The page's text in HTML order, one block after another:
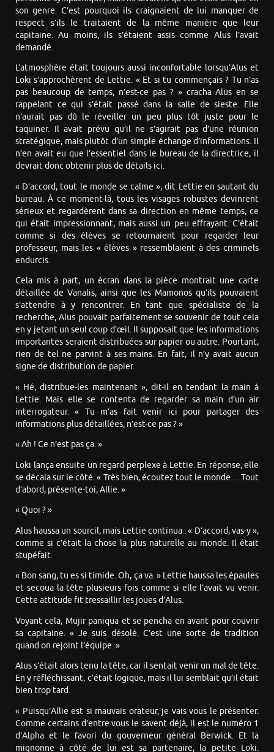
son genre. C’est pourquoi ils craignaient de lui manquer de
respect s’ils le traitaient de la même manière que leur
capitaine. Au moins, ils s’étaient assis comme Alus l’avait
demandé.
L’atmosphère était toujours aussi inconfortable lorsqu’Alus et
Loki s’approchèrent de Lettie. « Et si tu commençais ? Tu n’as
pas beaucoup de temps, n’est-ce pas ? » cracha Alus en se
rappelant ce qui s’était passé dans la salle de sieste. Elle
n’aurait pas dû le réveiller un peu plus tôt juste pour le
taquiner. Il avait prévu qu’il ne s’agirait pas d’une réunion
stratégique, mais plutôt d’un simple échange d’informations. Il
n’en avait eu que l’essentiel dans le bureau de la directrice, il
devrait donc obtenir plus de détails ici.
« D’accord, tout le monde se calme », dit Lettie en sautant du
bureau. À ce moment-là, tous les visages robustes devinrent
sérieux et regardèrent dans sa direction en même temps, ce
qui était impressionnant, mais aussi un peu effrayant. C’était
comme si des élèves se retournaient pour regarder leur
professeur, mais les « élèves » ressemblaient à des criminels
endurcis.
Cela mis à part, un écran dans la pièce montrait une carte
détaillée de Vanalis, ainsi que les Mamonos qu’ils pouvaient
s’attendre à y rencontrer. En tant que spécialiste de la
recherche, Alus pouvait parfaitement se souvenir de tout cela
en y jetant un seul coup d’œil. Il supposait que les informations
importantes seraient distribuées sur papier ou autre. Pourtant,
rien de tel ne parvint à ses mains. En fait, il n’y avait aucun
signe de distribution de papier.
« Hé, distribue-les maintenant », dit-il en tendant la main à
Lettie. Mais elle se contenta de regarder sa main d’un air
interrogateur. « Tu m’as fait venir ici pour partager des
informations plus détaillées, n’est-ce pas ? »
« Ah ! Ce n’est pas ça. »
Loki lança ensuite un regard perplexe à Lettie. En réponse, elle
se décala sur le côté. « Très bien, écoutez tout le monde… Tout
d’abord, présente-toi, Allie. »
« Quoi ? »
Alus haussa un sourcil, mais Lettie continua : « D’accord, vas-y »,
comme si c’était la chose la plus naturelle au monde. Il était
stupéfait.
« Bon sang, tu es si timide. Oh, ça va. » Lettie haussa les épaules
et secoua la tête plusieurs fois comme si elle l’avait vu venir.
Cette attitude fit tressaillir les joues d’Alus.
Voyant cela, Mujir paniqua et se pencha en avant pour couvrir
sa capitaine. « Je suis désolé. C’est une sorte de tradition
quand on rejoint l’équipe. »
Alus s’était alors tenu la tête, car il sentait venir un mal de tête.
En y réfléchissant, c’était logique, mais il lui semblait qu’il était
bien trop tard.
« Puisqu’Allie est si mauvais orateur, je vais vous le présenter.
Comme certains d’entre vous le savent déjà, il est le numéro 1
d’Alpha et le favori du gouverneur général Berwick. Et la
mignonne à côté de lui est sa partenaire, la petite Loki.